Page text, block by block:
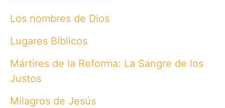
Los nombres de Dios
Lugares Bíblicos
Mártires de la Reforma: La Sangre de los
Justos
Milagros de Jesús